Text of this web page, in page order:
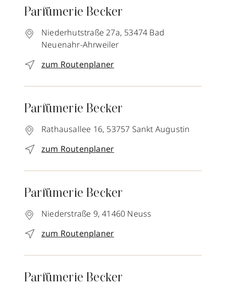
Parfümerie Becker
Niederhutstraße 27a, 53474 Bad
Neuenahr-Ahrweiler
zum Routenplaner
Parfümerie Becker
Rathausallee 16, 53757 Sankt Augustin
zum Routenplaner
Parfümerie Becker
Niederstraße 9, 41460 Neuss
zum Routenplaner
Parfümerie Becker